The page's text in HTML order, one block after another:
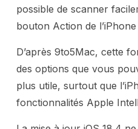
possible de scanner
bouton Action de l’iPhone
D’après 9to5Mac, cette
des options que vous
plus utile, surtout que
fonctionnalités Apple